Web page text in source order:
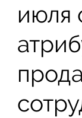
июля